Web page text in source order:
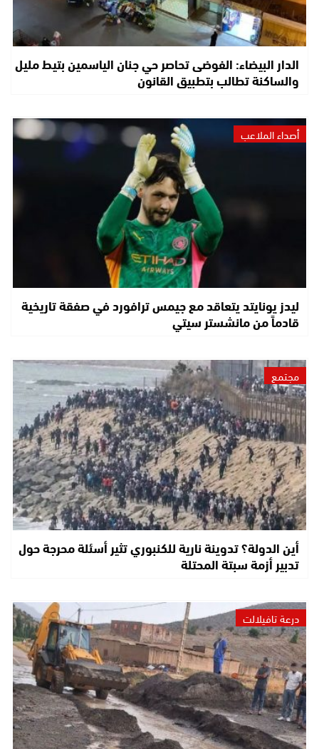
الدار البيضاء: الفوضى تحاصر حي جنان الياسمين بتيط مليل
والساكنة تطالب بتطبيق القانون
أصداء الملاعب
ليدز يونايتد يتعاقد مع جيمس ترافورد في صفقة تاريخية
قادماً من مانشستر سيتي
مجتمع
أين الدولة؟ تدوينة نارية للكنبوري تثير أسئلة محرجة حول
تدبير أزمة سبتة المحتلة
درعة تافيلالت